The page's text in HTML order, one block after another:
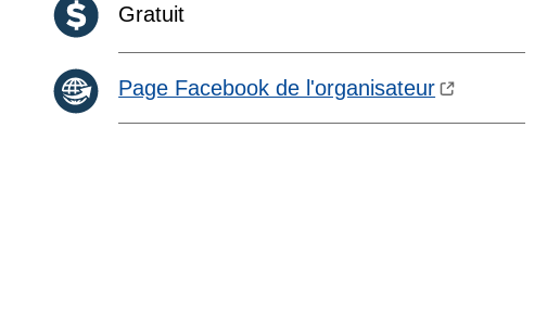
Coût :
Gratuit
Page Facebook de l'organisateur